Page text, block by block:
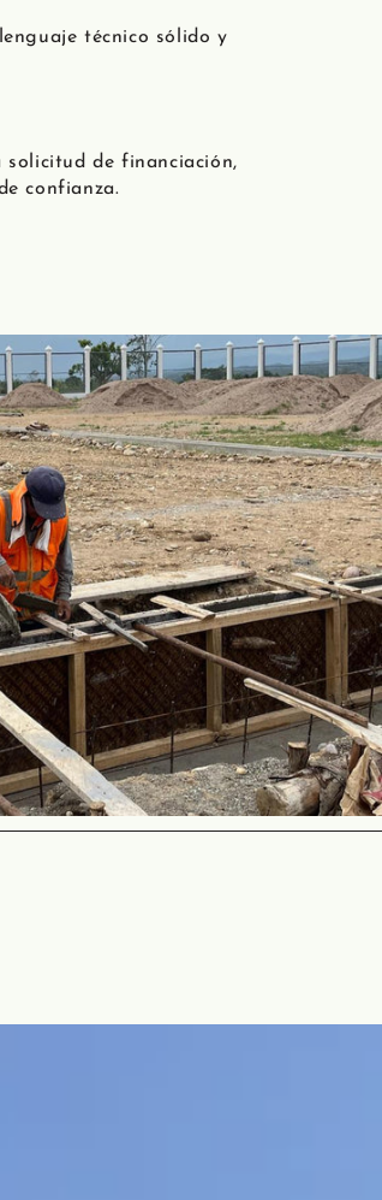
técnico sólido y
solicitud de financiación,
confianza.